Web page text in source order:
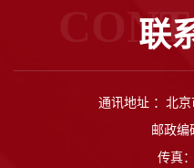
联
通讯地址 ：北
邮政编
传真